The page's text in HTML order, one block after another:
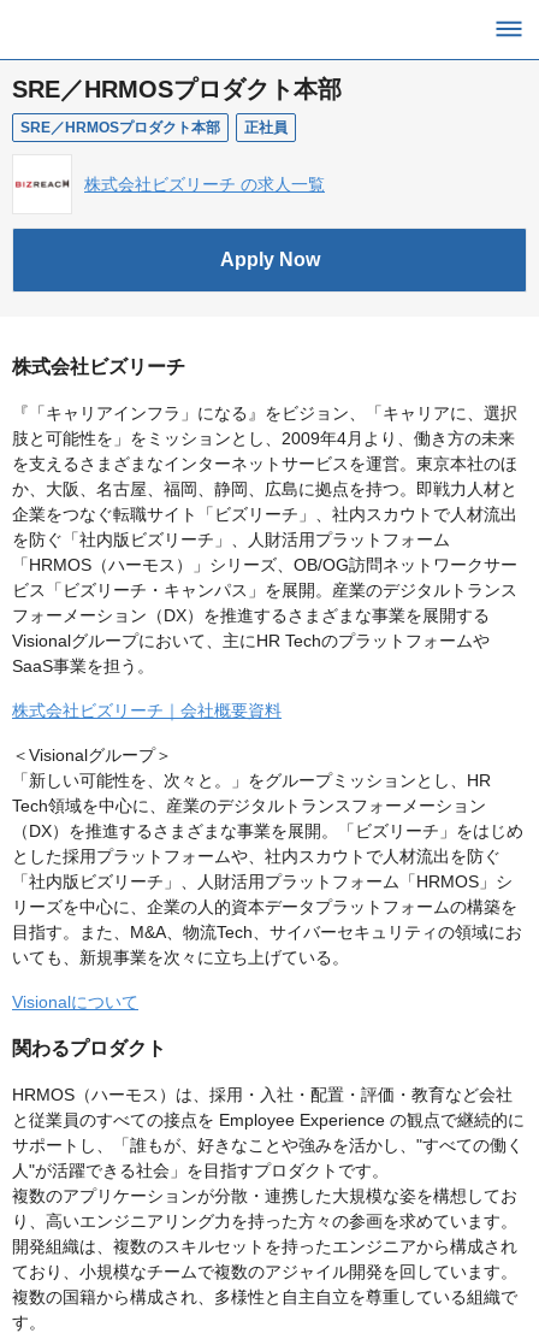
SRE／HRMOSプロダクト本部
SRE／HRMOSプロダクト本部 正社員
株式会社ビズリーチ の求人一覧
Apply Now
株式会社ビズリーチ
『「キャリアインフラ」になる』をビジョン、「キャリアに、選択
肢と可能性を」をミッションとし、2009年4月より、働き方の未来
を支えるさまざまなインターネットサービスを運営。東京本社のほ
か、大阪、名古屋、福岡、静岡、広島に拠点を持つ。即戦力人材と
企業をつなぐ転職サイト「ビズリーチ」、社内スカウトで人材流出
を防ぐ「社内版ビズリーチ」、人財活用プラットフォーム
「HRMOS（ハーモス）」シリーズ、OB/OG訪問ネットワークサー
ビス「ビズリーチ・キャンパス」を展開。産業のデジタルトランス
フォーメーション（DX）を推進するさまざまな事業を展開する
Visionalグループにおいて、主にHR Techのプラットフォームや
SaaS事業を担う。
株式会社ビズリーチ｜会社概要資料
＜Visionalグループ＞
「新しい可能性を、次々と。」をグループミッションとし、HR
Tech領域を中心に、産業のデジタルトランスフォーメーション
（DX）を推進するさまざまな事業を展開。「ビズリーチ」をはじめ
とした採用プラットフォームや、社内スカウトで人材流出を防ぐ
「社内版ビズリーチ」、人財活用プラットフォーム「HRMOS」シ
リーズを中心に、企業の人的資本データプラットフォームの構築を
目指す。また、M&A、物流Tech、サイバーセキュリティの領域にお
いても、新規事業を次々に立ち上げている。
Visionalについて
関わるプロダクト
HRMOS（ハーモス）は、採用・入社・配置・評価・教育など会社
と従業員のすべての接点を Employee Experience の観点で継続的に
サポートし、「誰もが、好きなことや強みを活かし、"すべての働く
人"が活躍できる社会」を目指すプロダクトです。
複数のアプリケーションが分散・連携した大規模な姿を構想してお
り、高いエンジニアリング力を持った方々の参画を求めています。
開発組織は、複数のスキルセットを持ったエンジニアから構成され
ており、小規模なチームで複数のアジャイル開発を回しています。
複数の国籍から構成され、多様性と自主自立を尊重している組織で
す。